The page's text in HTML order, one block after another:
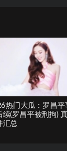
热门大瓜：罗昌平
续(罗昌平被刑拘)
汇总